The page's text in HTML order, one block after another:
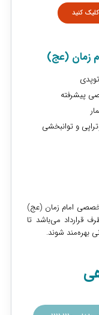
کنید
زمان (عج)
پیشرفته
و توانبخشی
امام زمان (عج)
قرارداد می‌باشد تا
بهره‌مند شوند.